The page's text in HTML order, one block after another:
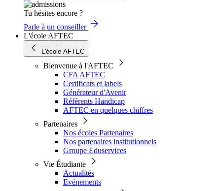
Tu hésites encore ?
Parle à un conseiller
L'école AFTEC
L'école AFTEC
Bienvenue à l'AFTEC
CFA AFTEC
Certificats et labels
Générateur d'Avenir
Référents Handicap
AFTEC en quelques chiffres
Partenaires
Nos écoles Partenaires
Nos partenaires institutionnels
Groupe Eduservices
Vie Étudiante
Actualités
Evénements